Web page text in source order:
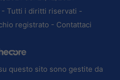
Tutti i diritti riservati -
registrato - Contattaci
questo sito sono gestite da